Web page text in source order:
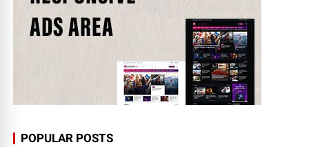
POPULAR POSTS